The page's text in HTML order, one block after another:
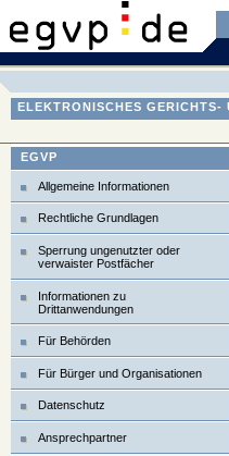
ELEKTRONISCHES GERICHTS-
EGVP
Allgemeine Informationen
Rechtliche Grundlagen
Sperrung ungenutzter oder
verwaister Postfächer
Informationen zu
Drittanwendungen
Für Behörden
Für Bürger und Organisationen
Datenschutz
Ansprechpartner